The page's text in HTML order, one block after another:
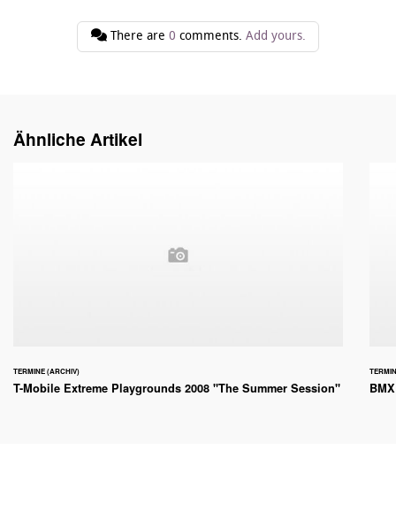
There are 0 comments. Add yours.
Ähnliche Artikel
TERMINE (ARCHIV)
T-Mobile Extreme Playgrounds 2008 "The Summer Session"